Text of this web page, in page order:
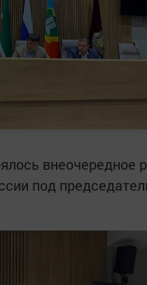
внеочередное
под